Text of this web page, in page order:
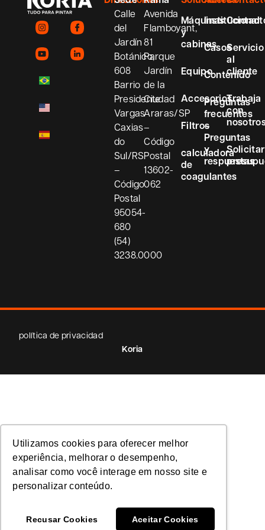
Utilizamos cookies para oferecer melhor
experiência, melhorar o desempenho,
analisar como você interage em nosso site e
personalizar conteúdo.
Recusar Cookies Aceitar Cookies
Calle
del
Jardín
Botánico,
608
Barrio
Presidente
Vargas
Caxias
do
Sul/RS
–
Código
Postal
95054-
680
(54)
3238.0000
Avenida
Flamboyant,
81
Parque
Jardín
de la
Ciudad
Araras/SP
–
Código
Postal
13602-
062
Máquinas
y
cabinas
Equipo
Accesorios
Filtros
calculadora
de
coagulantes
Institucional
Casos
Contenido
Preguntas
frecuentes
–
Preguntas
y
respuestas
Servicio
al
cliente
Trabaja
con
Solicitar
política de privacidad
Koria